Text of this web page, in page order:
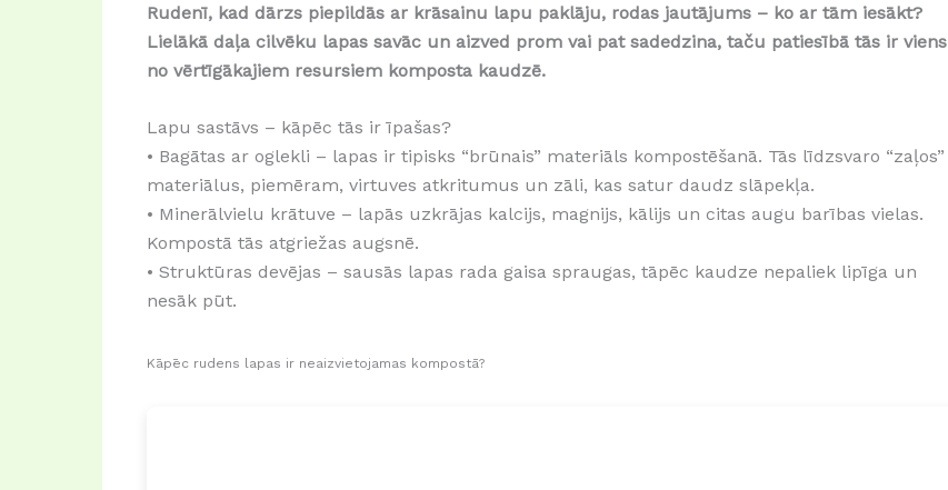
Rudenī, kad dārzs piepildās ar krāsainu lapu paklāju, rodas jautājums – ko ar tām iesākt?
Lielākā daļa cilvēku lapas savāc un aizved prom vai pat sadedzina, taču patiesībā tās ir viens
no vērtīgākajiem resursiem komposta kaudzē.
Lapu sastāvs – kāpēc tās ir īpašas?
• Bagātas ar oglekli – lapas ir tipisks “brūnais” materiāls kompostēšanā. Tās līdzsvaro “zaļos”
materiālus, piemēram, virtuves atkritumus un zāli, kas satur daudz slāpekļa.
• Minerālvielu krātuve – lapās uzkrājas kalcijs, magnijs, kālijs un citas augu barības vielas.
Kompostā tās atgriežas augsnē.
• Struktūras devējas – sausās lapas rada gaisa spraugas, tāpēc kaudze nepaliek lipīga un
nesāk pūt.
Kāpēc rudens lapas ir neaizvietojamas kompostā?